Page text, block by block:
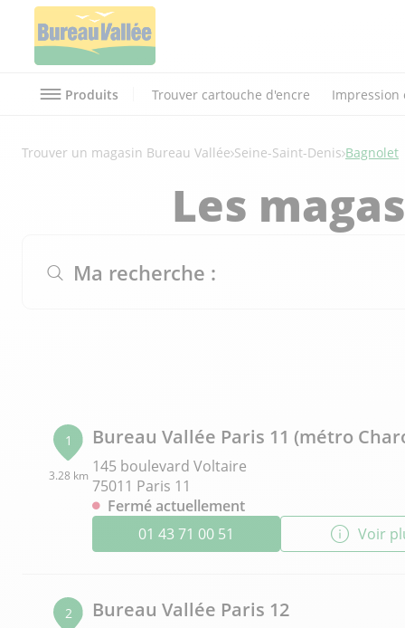
Produits Trouver cartouche d'encre Impression
Trouver un magasin Bureau Vallée Seine-Saint-Denis Bagnolet
Les
Ma recherche :
1
3.28 km
Bureau Vallée Paris 11 (métro
145 boulevard Voltaire
75011 Paris 11
Fermé actuellement
01 43 71 00 51
Voir
2 Bureau Vallée Paris 12